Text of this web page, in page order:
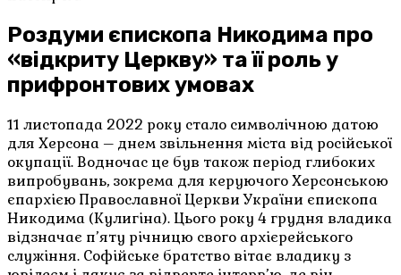
Роздуми єпископа Никодима про
«відкриту Церкву» та її роль у
прифронтових умовах
11 листопада 2022 року стало символічною датою
для Херсона – днем звільнення міста від російської
окупації. Водночас це був також період глибоких
випробувань, зокрема для керуючого Херсонською
єпархією Православної Церкви України єпископа
Никодима (Кулигіна). Цього року 4 грудня владика
відзначає п’яту річницю свого архієрейського
служіння. Софійське братство вітає владику з